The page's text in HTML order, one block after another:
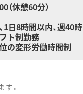
休憩60分）
日8時間以内、週40時
ト制勤務
の変形労働時間制
。